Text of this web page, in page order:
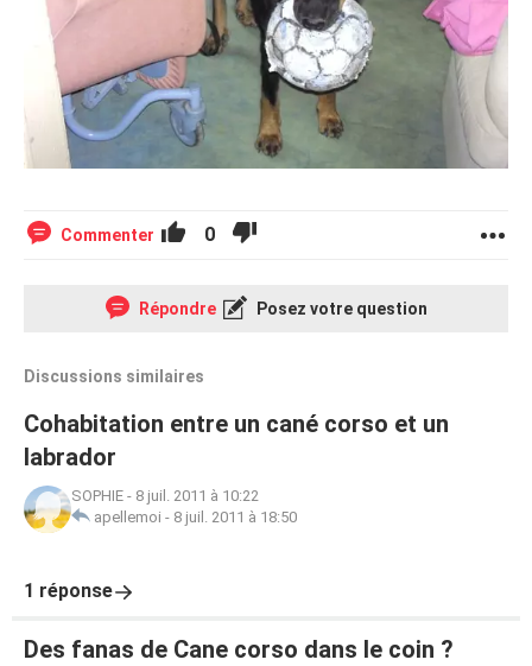
Commenter 0
Répondre Posez votre question
Discussions similaires
Cohabitation entre un cané corso et un
labrador
SOPHIE - 8 juil. 2011 à 10:22
apellemoi - 8 juil. 2011 à 18:50
1 réponse
Des fanas de Cane corso dans le coin ?